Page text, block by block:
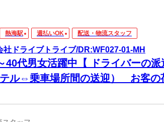
熱海駅 週払いOK 配送・物流スタッフ
社ドライブトライブ/DR:WF027-01-MH
40代男女活躍中【 ドライバーの派
テル⇔乗車場所間の送迎） お客の